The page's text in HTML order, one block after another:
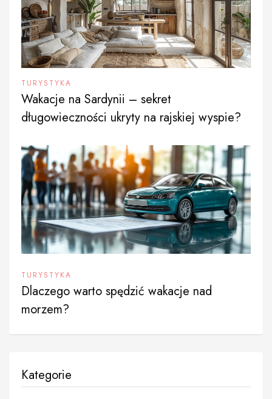
TURYSTYKA
Wakacje na Sardynii – sekret
długowieczności ukryty na rajskiej wyspie?
TURYSTYKA
Dlaczego warto spędzić wakacje nad
morzem?
Kategorie